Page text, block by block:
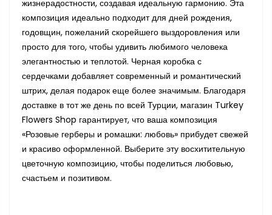
жизнерадостности, создавая идеальную гармонию. Эта
композиция идеально подходит для дней рождения,
годовщин, пожеланий скорейшего выздоровления или
просто для того, чтобы удивить любимого человека
элегантностью и теплотой. Черная коробка с
сердечками добавляет современный и романтический
штрих, делая подарок еще более значимым. Благодаря
доставке в тот же день по всей Турции, магазин Turkey
Flowers Shop гарантирует, что ваша композиция
«Розовые герберы и ромашки: любовь» прибудет свежей
и красиво оформленной. Выберите эту восхитительную
цветочную композицию, чтобы поделиться любовью,
счастьем и позитивом.